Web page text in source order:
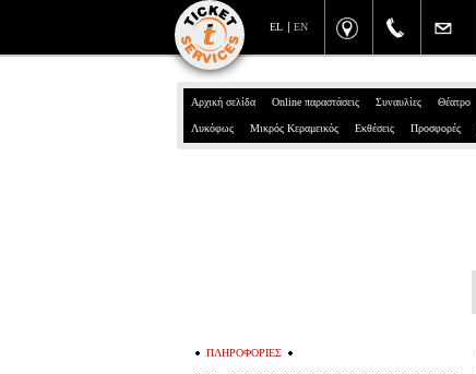
EN
EL
Αρχική σελίδα Online παραστάσεις Συναυλίες Θέατρο
Λυκόφως Μικρός Κεραμεικός Εκθέσεις Προσφορές
ΠΛΗΡΟΦΟΡΙΕΣ